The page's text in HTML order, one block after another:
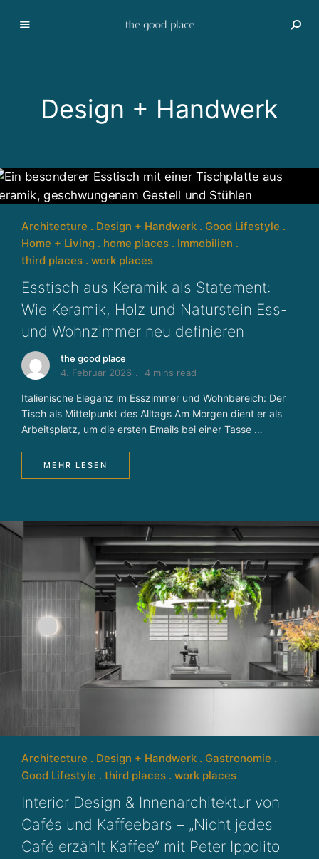
bi
v
e
r
m
a
r
t
u
n
u
n
d
P
r
oj
k
e
n
t
w
ic
kl
u
a
h
ei
tl
ic
h
d
e
Design + Handwerk
Architecture Design + Handwerk
Good Lifestyle
Home + Living
home places
Immobilien
third places
work places
Esstisch aus Keramik als Statement:
Wie Keramik, Holz und Naturstein Ess-
und Wohnzimmer neu definieren
the good place
4. Februar 2026
4 mins read
Italienische Eleganz im Esszimmer und Wohnbereich: Der
Tisch als Mittelpunkt des Alltags Am Morgen dient er als
Arbeitsplatz, um die ersten Emails bei einer Tasse …
MEHR LESEN
Architecture Design + Handwerk
Gastronomie
Good Lifestyle
third places work places
Interior Design & Innenarchitektur von
Cafés und Kaffeebars – „Nicht jedes
Café erzählt Kaffee“ mit Peter Ippolito